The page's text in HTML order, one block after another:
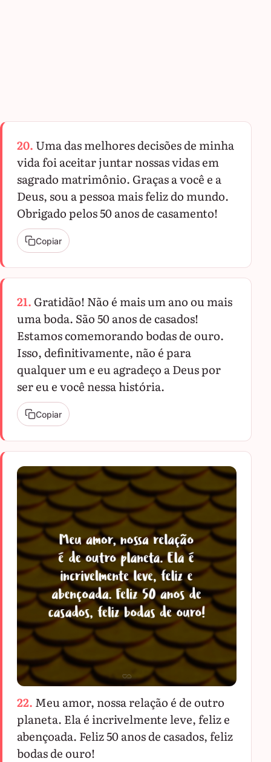
20. Uma das melhores decisões de minha
vida foi aceitar juntar nossas vidas em
sagrado matrimônio. Graças a você e a
Deus, sou a pessoa mais feliz do mundo.
Obrigado pelos 50 anos de casamento!
Copiar
21. Gratidão! Não é mais um ano ou mais
uma boda. São 50 anos de casados!
Estamos comemorando bodas de ouro.
Isso, definitivamente, não é para
qualquer um e eu agradeço a Deus por
ser eu e você nessa história.
Copiar
22. Meu amor, nossa relação é de outro
planeta. Ela é incrivelmente leve, feliz e
abençoada. Feliz 50 anos de casados, feliz
bodas de ouro!